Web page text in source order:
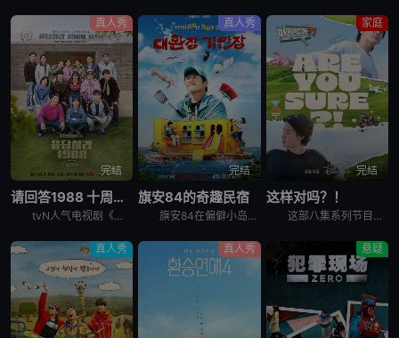
真人秀
完结
请回答1988 十周年MT
tvN人气电视剧《请回答1988》主演们为迎接10周年而出发的两天一夜旅行，大家聚在一起按照电视剧的主题，穿搭了符合1988年的时代发型和服装风格。
真人秀
完结
旗安84的奇趣民宿
旗安84在偏僻小岛上开设让人逃离烦嚣的另类民宿，由防弹少年团Jin和池艺恩带领客人进行有趣的冒险，过程中也少不了各种爆笑的突发状况。
家庭
完结
这样对吗？！
这部八集系列节目拍摄于2023年，在朴智旻和田柾国入伍韩国军队之前，它记录了两人前往三个标志性全球目的地的旅行：美国纽约州、韩国济州岛和日本札幌。 &nbsp; &nbsp; &nbsp; &nb
真人秀 真人秀 悬疑